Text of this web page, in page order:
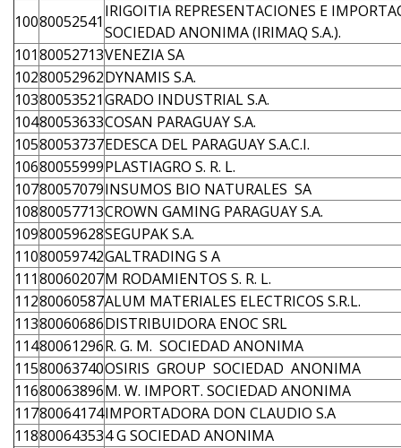
10080052541
IRIGOITIA REPRESENTACIONES E
SOCIEDAD ANONIMA (IRIMAQ S.A.).
10180052713VENEZIA SA
10280052962DYNAMIS S.A.
10380053521GRADO INDUSTRIAL S.A.
10480053633COSAN PARAGUAY S.A.
10580053737EDESCA DEL PARAGUAY S.A.C.I.
10680055999PLASTIAGRO S. R. L.
10780057079INSUMOS BIO NATURALES SA
10880057713CROWN GAMING PARAGUAY S.A.
10980059628SEGUPAK S.A.
11080059742GALTRADING S A
11180060207M RODAMIENTOS S. R. L.
11280060587ALUM MATERIALES ELECTRICOS S.R.L.
11380060686DISTRIBUIDORA ENOC SRL
11480061296R. G. M. SOCIEDAD ANONIMA
11580063740OSIRIS GROUP SOCIEDAD ANONIMA
11680063896M. W. IMPORT. SOCIEDAD ANONIMA
11780064174IMPORTADORA DON CLAUDIO S.A
118800643534 G SOCIEDAD ANONIMA